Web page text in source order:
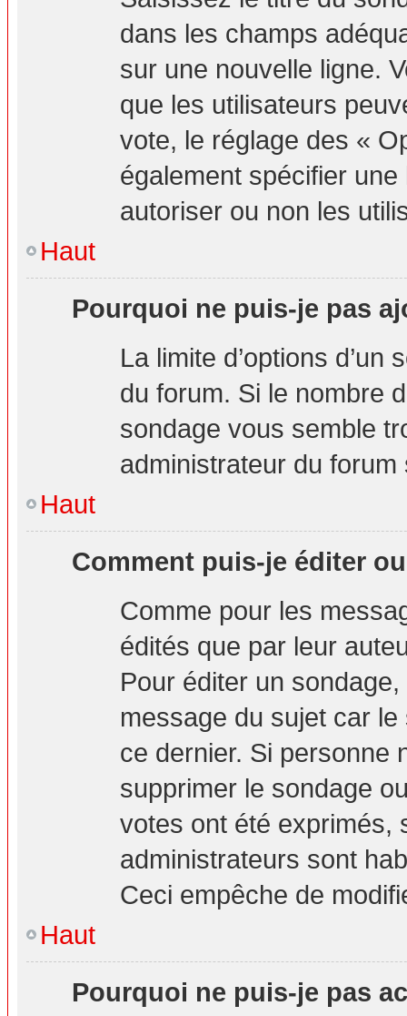
dans les champs
sur une nouvelle ligne.
que les utilisateurs
vote, le réglage des «
également spécifier
autoriser ou non les
Haut
Pourquoi ne puis-je pas
La limite d’options d’un
du forum. Si le nombre
sondage vous semble
administrateur du forum
Haut
Comment puis-je éditer
Comme pour les
édités que par leur
Pour éditer un
message du sujet car
ce dernier. Si personne
supprimer le sondage
votes ont été exprimés,
administrateurs sont
Ceci empêche de
Haut
Pourquoi ne puis-je pas